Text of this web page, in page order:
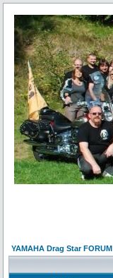
YAMAHA Drag Star FORUM